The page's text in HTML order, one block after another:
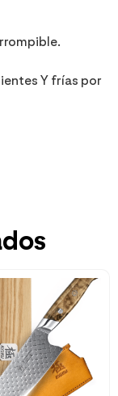
Y frías por